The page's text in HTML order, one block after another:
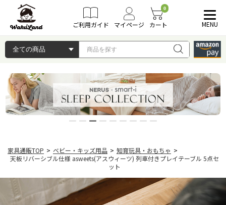
ご利用ガイド マイページ
0
カート MENU
家具通販TOP > ベビー・キッズ用品 > 知育玩具・おもちゃ >
天板リバーシブル仕様 asweets(アスウィーツ) 列車付きプレイテーブル 5点セ
ット